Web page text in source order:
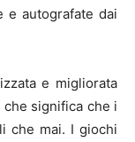
e autografate dai
e migliorata
significa che i
che mai. I giochi